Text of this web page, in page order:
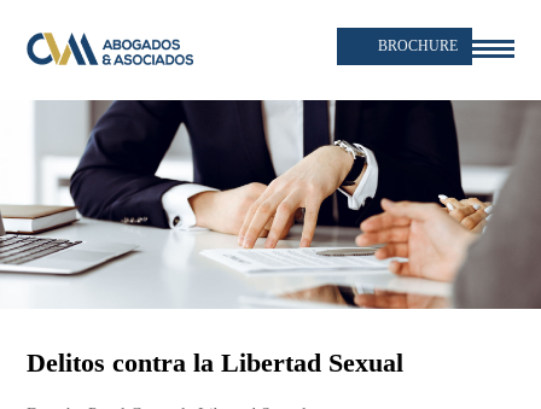
BROCHURE
Delitos contra la Libertad Sexual